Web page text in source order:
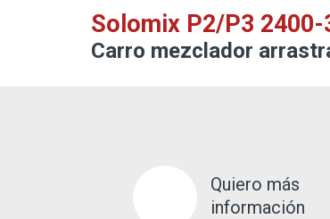
Solomix P2/P3
Carro mezclador
Quiero más
información